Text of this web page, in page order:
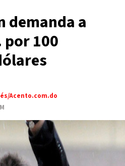
demanda a
100
Acento.com.do